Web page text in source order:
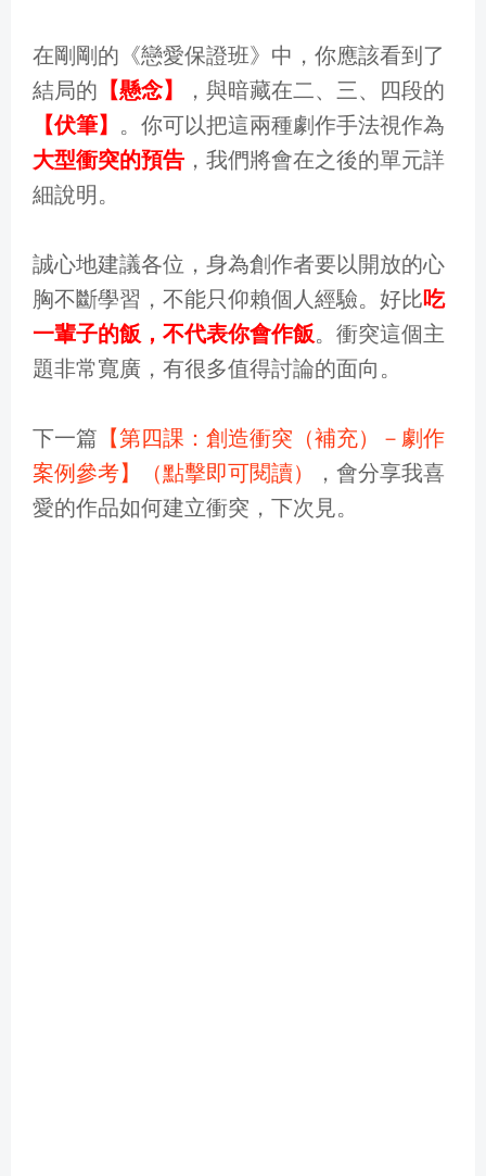
在剛剛的《戀愛保證班》中，你應該看到了
結局的 【懸念】
，與暗藏在二、三、四段的
【伏筆】 。你可以把這兩種劇作手法視作為
大型衝突的預告 ，我們將會在之後的單元詳
細說明。
誠心地建議各位，身為創作者要以開放的心
胸不斷學習，不能只仰賴個人經驗。好比吃
一輩子的飯，不代表你會作飯。衝突這個主
題非常寬廣，有很多值得討論的面向。
下一篇 【第四課：創造衝突（補充）－劇作
案例參考】（點擊即可閱讀）
，會分享我喜
愛的作品如何建立衝突，下次見。